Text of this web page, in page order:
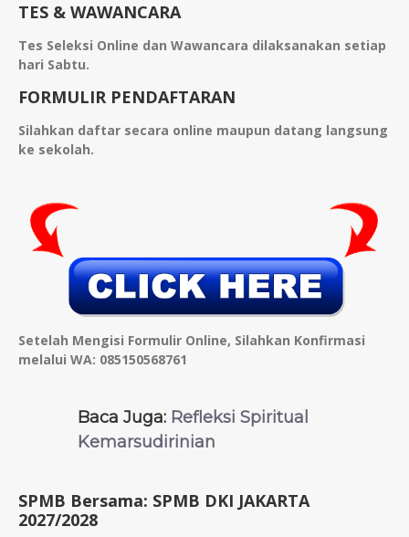
TES & WAWANCARA
Tes Seleksi Online dan Wawancara dilaksanakan setiap
hari Sabtu.
FORMULIR PENDAFTARAN
Silahkan daftar secara online maupun datang langsung
ke sekolah.
Setelah Mengisi Formulir Online, Silahkan Konfirmasi
melalui WA: 085150568761
Baca Juga: Refleksi Spiritual
Kemarsudirinian
SPMB Bersama: SPMB DKI JAKARTA
2027/2028